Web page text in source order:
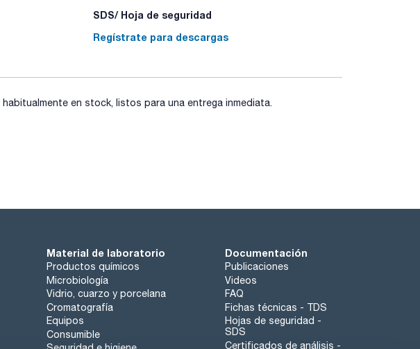
SDS/ Hoja de seguridad
Regístrate para descargas
en stock, listos para una entrega inmediata.
Material de laboratorio
Productos químicos
Microbiología
Vidrio, cuarzo y porcelana
Cromatografía
Equipos
Consumible
Documentación
Publicaciones
Videos
FAQ
Fichas técnicas - TDS
Hojas de seguridad -
SDS
Certificados de análisis -